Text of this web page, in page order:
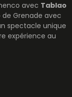
avec Tablao
Grenade avec
spectacle unique
expérience au